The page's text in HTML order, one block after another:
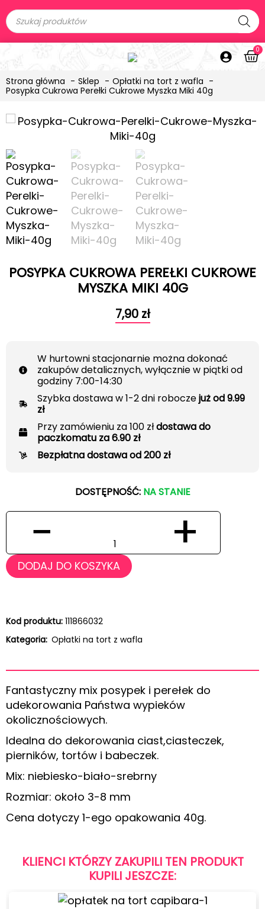
0
Strona główna Sklep
Opłatki na tort z wafla
Posypka Cukrowa Perełki Cukrowe Myszka Miki 40g
POSYPKA CUKROWA PEREŁKI CUKROWE
MYSZKA MIKI 40G
7,90 zł
W hurtowni stacjonarnie można dokonać
zakupów detalicznych, wyłącznie w piątki od
godziny 7:00-14:30
Szybka dostawa w 1-2 dni roboczejuż od 9.99
zł
Przy zamówieniu za 100 złdostawa do
paczkomatu za 6.90 zł
Bezpłatna dostawa od 200 zł
DOSTĘPNOŚĆ: NA STANIE
− +
DODAJ DO KOSZYKA
Kod produktu: 111866032
Kategoria: Opłatki na tort z wafla
Fantastyczny mix posypek i perełek do
udekorowania Państwa wypieków
okolicznościowych.
Idealna do dekorowania ciast,ciasteczek,
pierników, tortów i babeczek.
Mix: niebiesko-biało-srebrny
Rozmiar: około 3-8 mm
Cena dotyczy 1-ego opakowania 40g.
KLIENCI KTÓRZY ZAKUPILI TEN PRODUKT
KUPILI JESZCZE: